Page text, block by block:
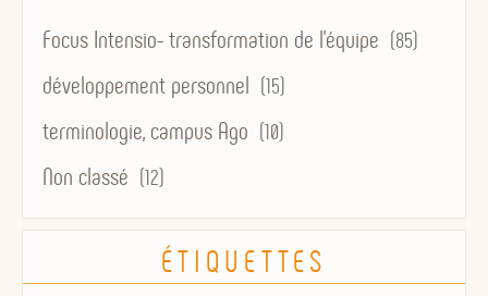
Focus Intensio- transformation de l'équipe (85)
développement personnel (15)
terminologie, campus Ago (10)
Non classé (12)
ÉTIQUETTES